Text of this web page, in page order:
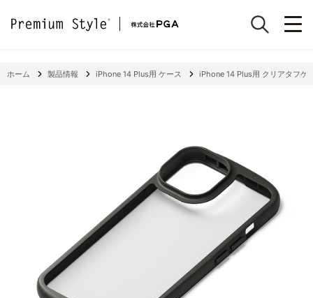
ホーム 製品情報 iPhone 14 Plus用 ケース iPhone 14 Plus用 クリアタフケ